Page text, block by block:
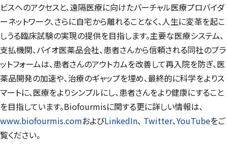
ビスへのアクセスと、遠隔医療に向けたバーチャル医療プロバイダ
ーネットワーク、さらに自宅から離れることなく、人生に変革を起こ
しうる臨床試験の実現の提供を目指します。主要な医療システム、
支払機関、バイオ医薬品会社、患者さんから信頼される同社のプラ
ットフォームは、患者さんのアウトカムを改善して再入院を防ぎ、医
薬品開発の加速や、治療のギャップを埋め、最終的に科学をよりス
マートに、医療をよりシンプルにし、患者さんをより健康にすること
を目指しています。Biofourmisに関する更に詳しい情報は、
www.biofourmis.comおよびLinkedIn、 Twitter、YouTubeをご
覧ください。